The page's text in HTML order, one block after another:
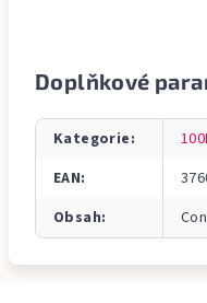
Doplňkové
Kategorie:
EAN:
Obsah: